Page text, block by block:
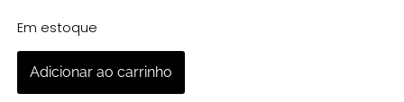
Em estoque
Adicionar ao carrinho